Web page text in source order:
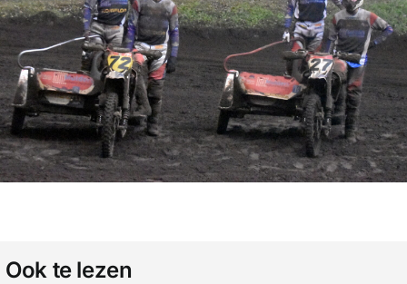
Ook te lezen